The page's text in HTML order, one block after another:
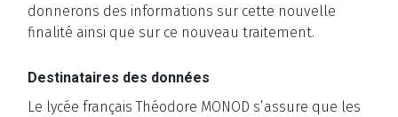
donnerons des informations sur cette nouvelle
finalité ainsi que sur ce nouveau traitement.
Destinataires des données
Le lycée français Théodore MONOD s’assure que les